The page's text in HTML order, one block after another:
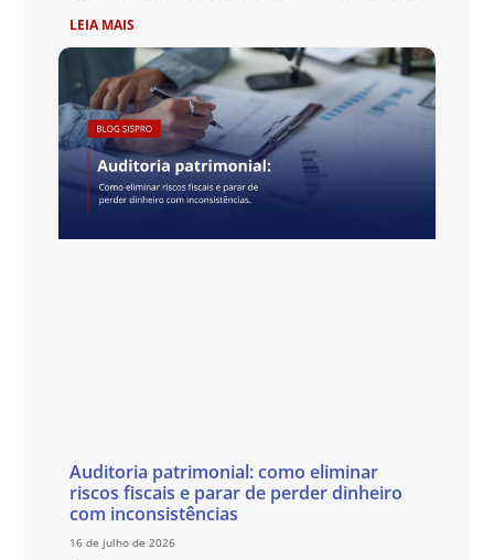
LEIA MAIS
Auditoria patrimonial: como eliminar
riscos fiscais e parar de perder dinheiro
com inconsistências
16 de julho de 2026